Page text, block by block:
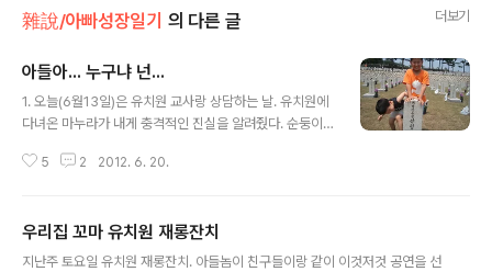
雜說/아빠성장일기 의 다른 글 더보기
아들아... 누구냐 넌...
1. 오늘(6월13일)은 유치원 교사랑 상담하는 날. 유치원에
다녀온 마누라가 내게 충격적인 진실을 알려줬다. 순둥이
들 그룹에 속한다는... (원래 쓰기는 가장 짖궂은 아이로 악
며 피멍든 이빨자국을 보여주길래 얘가 너무 순해서 큰일
이라고 마누라랑 걱정을 했거늘... 알고 보니 자기 팔 깨문
5 2 2012. 6. 20.
우리집 꼬마 유치원 재롱잔치
지난주 토요일 유치원 재롱잔치. 아들놈이 친구들이랑 같이 이것저것 공연을 선